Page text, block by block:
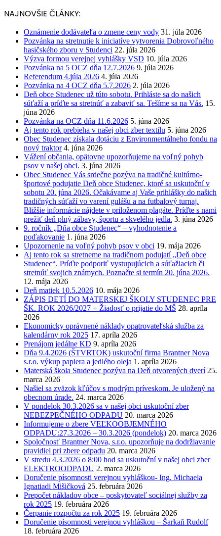
NAJNOVŠIE ČLÁNKY:
Oznámenie dodávateľa o zmene ceny vody 31. júla 2026
Pozvánka na stretnutie k iniciatíve vytvorenia Dobrovoľného
hasičského zboru v Studenci 22. júla 2026
Výzva formou verejnej vyhlášky VSD 10. júla 2026
Pozvánka na 5 OCZ dňa 12.7.2026 9. júla 2026
Referendum 4.júla 2026 4. júla 2026
Pozvánka na 4 OCZ dňa 5.7.2026 2. júla 2026
Deň obce Studenec už túto sobotu. Prihláste sa do našich
súťaží a príďte sa stretnúť a zabaviť sa. Tešíme sa na Vás. 15.
júna 2026
Pozvánka na OCZ dňa 11.6.2026 5. júna 2026
Aj tento rok prebieha v našej obci zber textilu 5. júna 2026
Obec Studenec získala dotáciu z Environmentálneho fondu na
nový traktor 4. júna 2026
Vážení občania, opätovne upozorňujeme na voľný pohyb
psov v našej obci. 3. júna 2026
Obec Studenec Vás srdečne pozýva na tradičné kultúrno-
športové podujatie Deň obce Studenec, ktoré sa uskutoční v
sobotu 20. júna 2026. Očakávame aj Vaše prihlášky do našich
tradičných súťaží vo varení gulášu a na futbalový turnaj.
Bližšie informácie nájdete v priloženom plagáte. Príďte s nami
prežiť deň plný zábavy, športu a skvelého jedla. 3. júna 2026
9. ročník „Dňa obce Studenec“ – vyhodnotenie a
poďakovanie 1. júna 2026
Upozornenie na voľný pohyb psov v obci 19. mája 2026
Aj tento rok sa stretneme na tradičnom podujatí „Deň obce
Studenec“. Príďte podporiť vystupujúcich a súťažiacich či
stretnúť svojich známych. Poznačte si termín 20. júna 2026.
12. mája 2026
Deň matiek 10.5.2026 10. mája 2026
ZÁPIS DETÍ DO MATERSKEJ ŠKOLY STUDENEC PRE
ŠK. ROK 2026/2027 + Žiadosť o prijatie do MŠ 28. apríla
2026
Ekonomicky oprávnené náklady opatrovateľská služba za
kalendárny rok 2025 17. apríla 2026
Prenájom jedálne KD 9. apríla 2026
Dňa 9.4.2026 (ŠTVRTOK) uskutoční firma Brantner Nova
s.r.o. výkup papiera a jedlého oleja 1. apríla 2026
Materská škola Studenec pozýva na Deň otvorených dverí 25.
marca 2026
Našiel sa zväzok kľúčov s modrým príveskom. Je uložený na
obecnom úrade. 24. marca 2026
V pondelok 30.3.2026 sa v našej obci uskutoční zber
NEBEZPEČNÉHO ODPADU 20. marca 2026
Informujeme o zbere VEĽKOOBJEMNÉHO
ODPADU:27.3.2026 – 30.3.2026 (pondelok) 20. marca 2026
Spoločnosť Brantner Nova, s.r.o. upozorňuje na dodržiavanie
pravidiel pri zbere odpadu 20. marca 2026
V stredu 4.3.2026 o 8:00 hod sa uskutoční v našej obci zber
ELEKTROODPADU 2. marca 2026
Doručenie písomnosti verejnou vyhláškou- Ing. Michaela
Ignatiadi Mišičková 25. februára 2026
Prepočet nákladov obce – poskytovateľ sociálnej služby za
rok 2025 19. februára 2026
Čerpanie rozpočtu za rok 2025 19. februára 2026
Doručenie písomnosti verejnou vyhláškou – Šarkaň Rudolf
18. februára 2026